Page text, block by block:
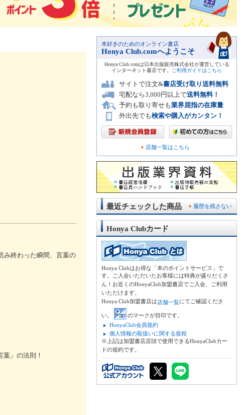
み終わった瞬間、言葉の
」の法則！
本好きのためのオンライン書店
Honya Club.comへようこそ
Honya Club.comは日本出版販売株式会社が運営している
インターネット書店です。
ご利用ガイドはこちら
サイトで注文&書店受け取り送料無料
宅配なら3,000円以上で送料無料！
予約も取り寄せも業界屈指の在庫量
外出先でも検索や購入がカンタン！
店舗一覧はこちら
履歴を残さない
最近チェックした商品
Honya Clubカード
Honya Clubはお得な「本のポイントサービス」で
す。ご入会いただいたお客様には特典が盛りだくさ
ん！お近くのHonyaClub加盟書店でご入会、ご利用
いただけます。
Honya Club加盟書店は店舗一覧にてご確認くださ
い。
のマークが目印です。
HonyaClub会員規約
個人情報の取扱いに関する規程
※上記は加盟書店店頭で使用できるHonyaClubカー
ドの規約です。